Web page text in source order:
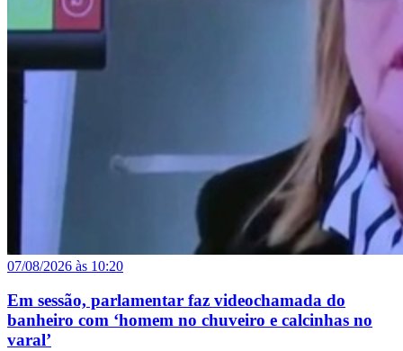
07/08/2026 às 10:20
Em sessão, parlamentar faz videochamada do
banheiro com ‘homem no chuveiro e calcinhas no
varal’